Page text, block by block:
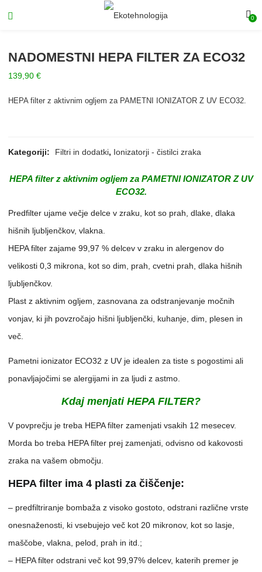
0
NADOMESTNI HEPA FILTER ZA ECO32
139,90€
HEPA filter z aktivnim ogljem za PAMETNI IONIZATOR Z UV ECO32.
Kategoriji: Filtri in dodatki, Ionizatorji - čistilci zraka
HEPA filter z aktivnim ogljem za PAMETNI IONIZATOR Z UV
ECO32.
Predfilter ujame večje delce v zraku, kot so prah, dlake, dlaka
hišnih ljubljenčkov, vlakna.
HEPA filter zajame 99,97 % delcev v zraku in alergenov do
velikosti 0,3 mikrona, kot so dim, prah, cvetni prah, dlaka hišnih
ljubljenčkov.
Plast z aktivnim ogljem, zasnovana za odstranjevanje močnih
vonjav, ki jih povzročajo hišni ljubljenčki, kuhanje, dim, plesen in
več.
Pametni ionizator ECO32 z UV je idealen za tiste s pogostimi ali
ponavljajočimi se alergijami in za ljudi z astmo.
Kdaj menjati HEPA FILTER?
V povprečju je treba HEPA filter zamenjati vsakih 12 mesecev.
Morda bo treba HEPA filter prej zamenjati, odvisno od kakovosti
zraka na vašem območju.
HEPA filter ima 4 plasti za čiščenje:
– predfiltriranje bombaža z visoko gostoto, odstrani različne vrste
onesnaženosti, ki vsebujejo več kot 20 mikronov, kot so lasje,
maščobe, vlakna, pelod, prah in itd.;
– HEPA filter odstrani več kot 99,97% delcev, katerih premer je